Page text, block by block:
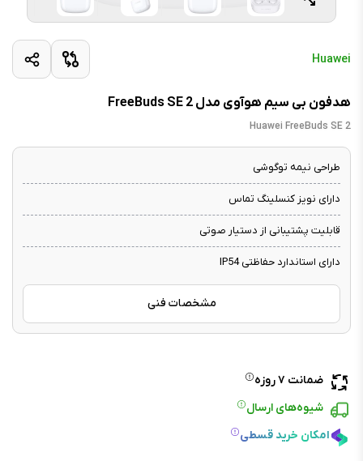
Huawei
هدفون بی سیم هوآوی مدل FreeBuds SE 2
Huawei FreeBuds SE 2
طراحی نیمه توگوشی
دارای نویز کنسلینگ تماس
قابلیت پشتیبانی از دستیار صوتی
دارای استاندارد حفاظتی IP54
مشخصات فنی
ضمانت ۷ روزه
شیوه‌های ارسال
امکان خرید قسطی